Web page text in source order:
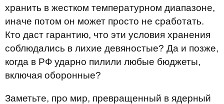
хранить в жестком температурном диапазоне,
иначе потом он может просто не сработать.
Кто даст гарантию, что эти условия хранения
соблюдались в лихие девяностые? Да и позже,
когда в РФ ударно пилили любые бюджеты,
включая оборонные?
Заметьте, про мир, превращенный в ядерный